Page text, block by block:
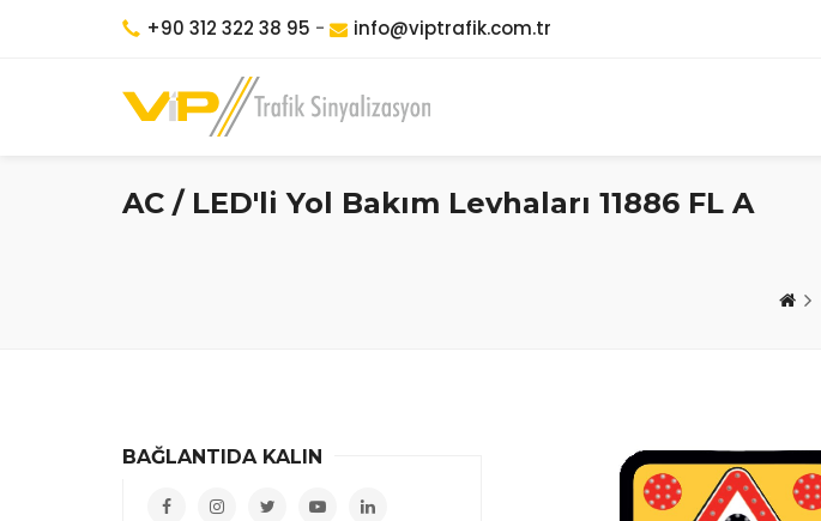
+90 312 322 38 95 - info@viptrafik.com.tr
AC / LED'li Yol Bakım Levhaları 11886 FL A
BAĞLANTIDA KALIN